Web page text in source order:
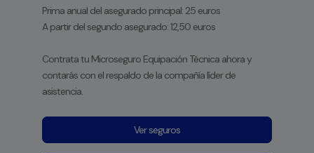
Prima anual del asegurado principal: 25 euros
A partir del segundo asegurado: 12,50 euros
Contrata tu Microseguro Equipación Técnica ahora y
contarás con el respaldo de la compañía líder de
asistencia.
Ver seguros